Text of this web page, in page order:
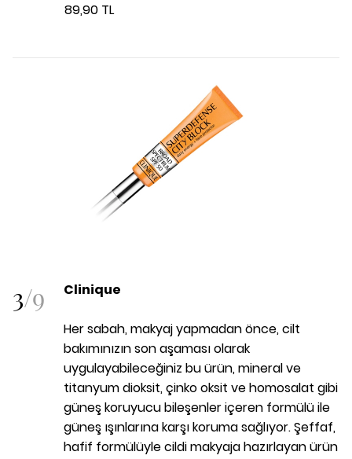
89,90 TL
3/9 Clinique
Her sabah, makyaj yapmadan önce, cilt
bakımınızın son aşaması olarak
uygulayabileceğiniz bu ürün, mineral ve
titanyum dioksit, çinko oksit ve homosalat gibi
güneş koruyucu bileşenler içeren formülü ile
güneş ışınlarına karşı koruma sağlıyor. Şeffaf,
hafif formülüyle cildi makyaja hazırlayan ürün